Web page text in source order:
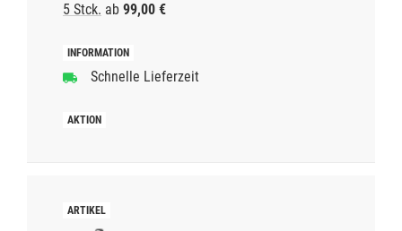
5 Stck. ab 99,00 €
Schnelle Lieferzeit